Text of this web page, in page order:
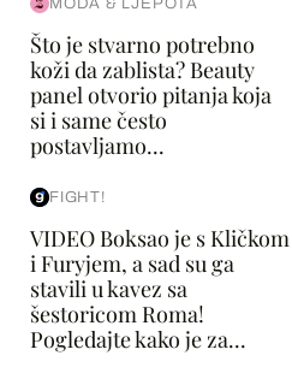
MODA & LJEPOTA
Što je stvarno potrebno
koži da zablista? Beauty
panel otvorio pitanja koja
si i same često
postavljamo...
FIGHT!
VIDEO Boksao je s Kličkom
i Furyjem, a sad su ga
stavili u kavez sa
šestoricom Roma!
Pogledajte kako je za...